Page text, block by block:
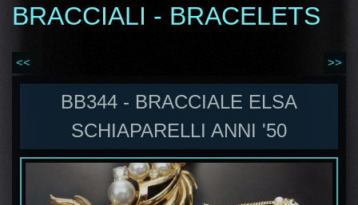
BRACCIALI - BRACELETS
<< >>
BB344 - BRACCIALE ELSA
SCHIAPARELLI ANNI '50